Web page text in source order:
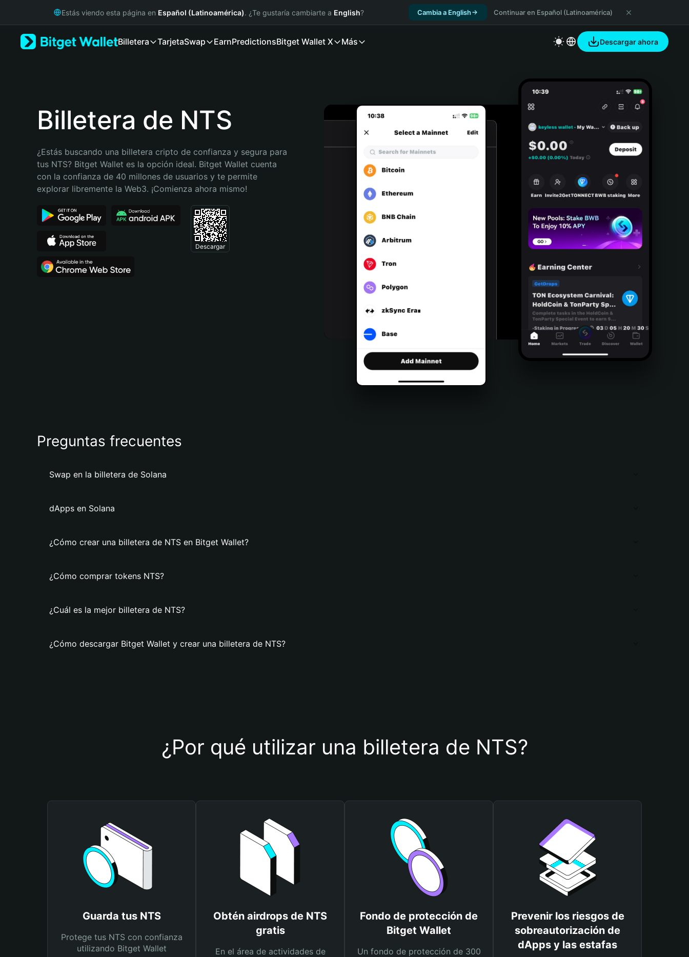
Русский
Bahasa Indonesia
Português (Brasil)
Estás viendo esta página en Español (Latinoamérica). ¿Te gustaría cambiarte a English? Cambia a English Continuar en Español (Latinoamérica)
Billetera TarjetaSwap EarnPredictionsBitget Wallet X Más Descargar ahora
Billetera de NTS
¿Estás buscando una billetera cripto de confianza y segura para
tus NTS? Bitget Wallet es la opción ideal. Bitget Wallet cuenta
con la confianza de 40 millones de usuarios y te permite
explorar libremente la Web3. ¡Comienza ahora mismo!
Descargar
Preguntas frecuentes
Swap en la billetera de Solana
dApps en Solana
¿Cómo crear una billetera de NTS en Bitget Wallet?
¿Cómo comprar tokens NTS?
¿Cuál es la mejor billetera de NTS?
¿Cómo descargar Bitget Wallet y crear una billetera de NTS?
¿Por qué utilizar una billetera de NTS?
Guarda tus NTS
Protege tus NTS con confianza
utilizando Bitget Wallet
Obtén airdrops de NTS
gratis
En el área de actividades de
Fondo de protección de
Bitget Wallet
Un fondo de protección de 300
Prevenir los riesgos de
sobreautorización de
dApps y las estafas